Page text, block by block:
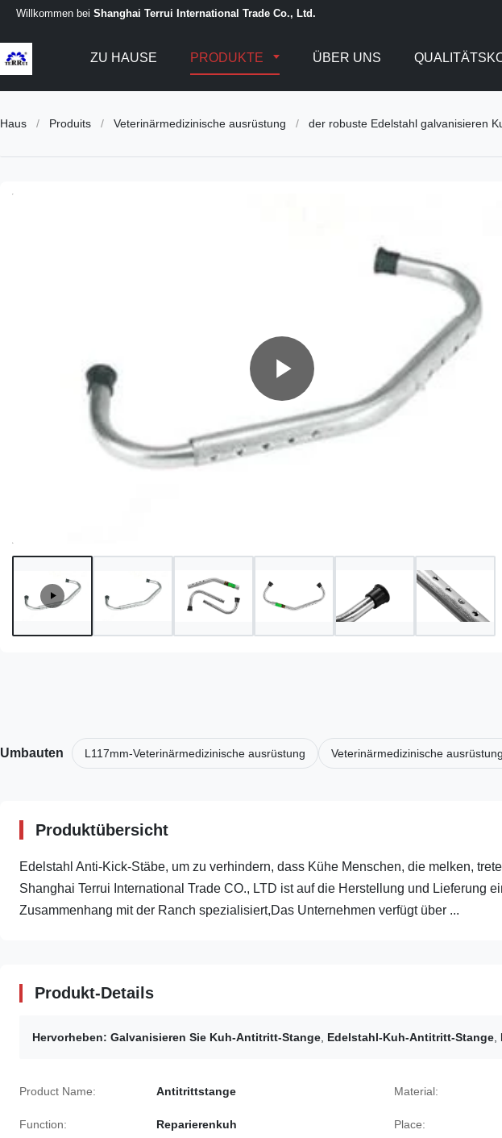
Willkommen bei Shanghai Terrui International Trade Co., Ltd.
ZU HAUSE PRODUKTE ÜBER UNS
Haus / Produits / Veterinärmedizinische ausrüstung / der robuste Edelstahl galvanisieren
Umbauten L117mm-Veterinärmedizinische ausrüstung Veterinärmedizinische
Produktübersicht
Edelstahl Anti-Kick-Stäbe, um zu verhindern, dass Kühe Menschen, die melken,
Shanghai Terrui International Trade CO., LTD ist auf die Herstellung und Lieferung
Zusammenhang mit der Ranch spezialisiert,Das Unternehmen verfügt über ...
Produkt-Details
Hervorheben: Galvanisieren Sie Kuh-Antitritt-Stange Edelstahl-Kuh-Antitritt-Stange
Product Name: Antitrittstange Material:
Function: Reparierenkuh Place: